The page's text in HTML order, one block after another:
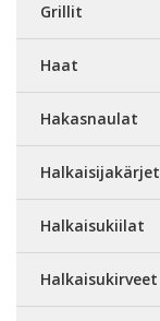
Grillit
Haat
Hakasnaulat
Halkaisijakärjet
Halkaisukiilat
Halkaisukirveet